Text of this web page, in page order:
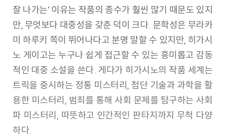
잘 나가는’ 이유는 작품의 종수가 훨씬 많기 때문도 있지
만, 무엇보다 대중성을 갖춘 덕이 크다. 문학성은 무라카
미 하루키 쪽이 뛰어나다고 분명 말할 수 있지만, 히가시
노 게이고는 누구나 쉽게 접근할 수 있는 흥미롭고 감동
적인 대중 소설을 쓴다. 게다가 히가시노의 작품 세계는
트릭을 중시하는 정통 미스터리, 첨단 기술과 과학을 활
용한 미스터리, 범죄를 통해 사회 문제를 탐구하는 사회
파 미스터리, 따뜻하고 인간적인 판타지까지 무척 다양
하다.